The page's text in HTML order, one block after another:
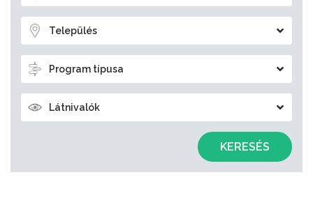
Település
Program típusa
Látnivalók
KERESÉS